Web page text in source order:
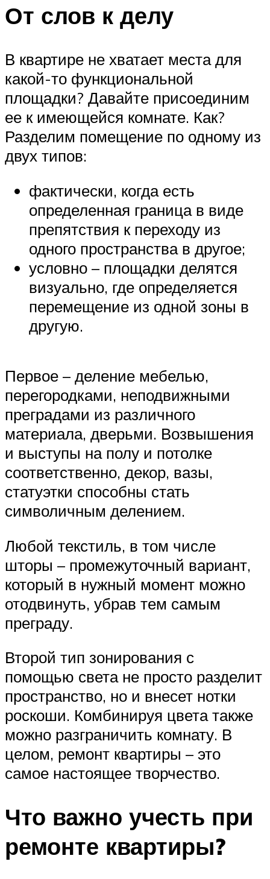
От слов к делу
В квартире не хватает места для
какой-то функциональной
площадки? Давайте присоединим
ее к имеющейся комнате. Как?
Разделим помещение по одному из
двух типов:
фактически, когда есть
определенная граница в виде
препятствия к переходу из
одного пространства в другое;
условно – площадки делятся
визуально, где определяется
перемещение из одной зоны в
другую.
Первое – деление мебелью,
перегородками, неподвижными
преградами из различного
материала, дверьми. Возвышения
и выступы на полу и потолке
соответственно, декор, вазы,
статуэтки способны стать
символичным делением.
Любой текстиль, в том числе
шторы – промежуточный вариант,
который в нужный момент можно
отодвинуть, убрав тем самым
преграду.
Второй тип зонирования с
помощью света не просто разделит
пространство, но и внесет нотки
роскоши. Комбинируя цвета также
можно разграничить комнату. В
целом, ремонт квартиры – это
самое настоящее творчество.
Что важно учесть при
ремонте квартиры?